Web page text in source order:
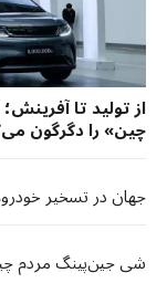
از تولید تا
چین» را دگرگون
جهان در تسخیر
شی جین‌پینگ مردم